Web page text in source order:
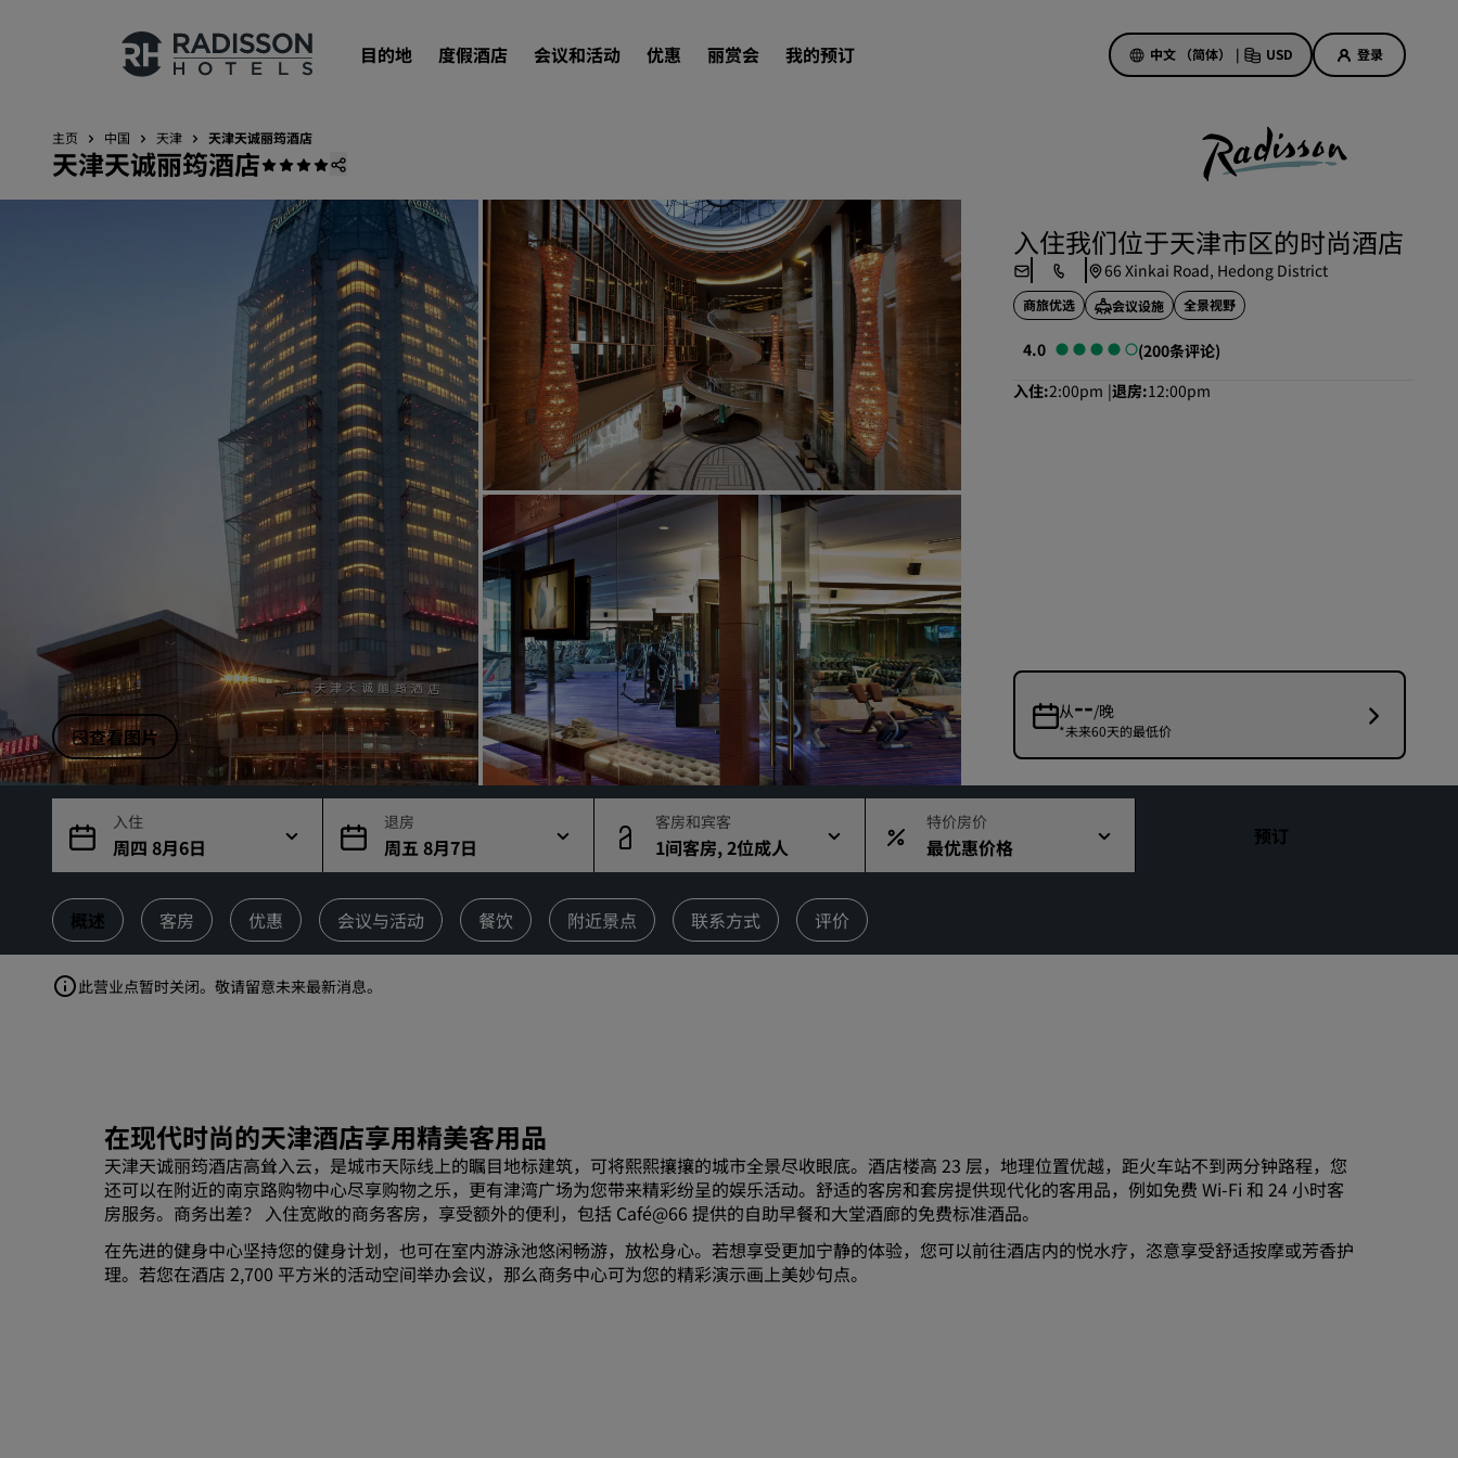
目的地 度假酒店 会议和活动 优惠 丽赏会 我的预订 中文 （简体） | USD 登录
我们的品牌
目的地
度假酒店
服务式公寓
机场酒店
新开业和即将开业的酒店
会议和活动
探索丽笙会议
预订会议空间
请求报价
活动目的地
行业方案
搜索航班
搜索航班
餐饮
搜索餐厅
数字服务
丽笙酒店集团应用程序
美好的初遇，丰厚的奖励
当日特惠
提前预订
查看套餐
旅行灵感
访问我们的博客
丽赏会
了解丽赏会
主页 中国 天津 天津天诚丽筠酒店
天津天诚丽筠酒店
查看图片
入住我们位于天津市区的时尚酒店
66 Xinkai Road, Hedong District
商旅优选 会议设施 全景视野
4.0
(200条评论)
入住 2:00pm 退房 12:00pm
从--/晚
*未来60天的最低价
入住
周四 8月6日
退房
周五 8月7日
客房和宾客
1间客房, 2位成人
特价房价
最优惠价格 预订
概述 客房 优惠 会议与活动 餐饮 附近景点 联系方式 评价
此营业点暂时关闭。敬请留意未来最新消息。
在现代时尚的天津酒店享用精美客用品
天津天诚丽筠酒店高耸入云，是城市天际线上的瞩目地标建筑，可将熙熙攘攘的城市全景尽收眼底。酒店楼高 23 层，地理位置优越，距火车站不到两分钟路程，您
还可以在附近的南京路购物中心尽享购物之乐，更有津湾广场为您带来精彩纷呈的娱乐活动。舒适的客房和套房提供现代化的客用品，例如免费 Wi-Fi 和 24 小时客
房服务。商务出差？ 入住宽敞的商务客房，享受额外的便利，包括 Café@66 提供的自助早餐和大堂酒廊的免费标准酒品。
在先进的健身中心坚持您的健身计划，也可在室内游泳池悠闲畅游，放松身心。若想享受更加宁静的体验，您可以前往酒店内的悦水疗，恣意享受舒适按摩或芳香护
理。若您在酒店 2,700 平方米的活动空间举办会议，那么商务中心可为您的精彩演示画上美妙句点。